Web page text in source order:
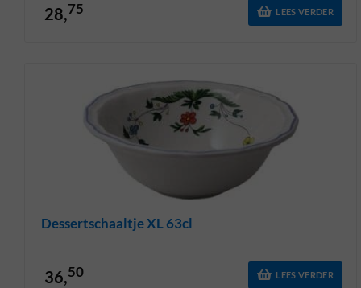
28,75 LEES VERDER
Dessertschaaltje XL 63cl
36,50 LEES VERDER